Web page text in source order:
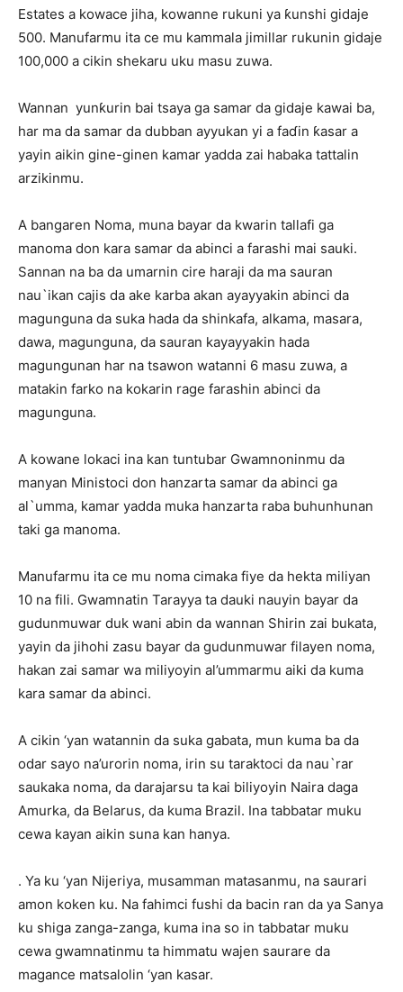
Estates a kowace jiha, kowanne rukuni ya ƙunshi gidaje
500. Manufarmu ita ce mu kammala jimillar rukunin gidaje
100,000 a cikin shekaru uku masu zuwa.
Wannan yunƙurin bai tsaya ga samar da gidaje kawai ba,
har ma da samar da dubban ayyukan yi a faɗin ƙasar a
yayin aikin gine-ginen kamar yadda zai habaka tattalin
arzikinmu.
A bangaren Noma, muna bayar da kwarin tallafi ga
manoma don kara samar da abinci a farashi mai sauki.
Sannan na ba da umarnin cire haraji da ma sauran
nau`ikan cajis da ake karba akan ayayyakin abinci da
magunguna da suka hada da shinkafa, alkama, masara,
dawa, magunguna, da sauran kayayyakin hada
magungunan har na tsawon watanni 6 masu zuwa, a
matakin farko na kokarin rage farashin abinci da
magunguna.
A kowane lokaci ina kan tuntubar Gwamnoninmu da
manyan Ministoci don hanzarta samar da abinci ga
al`umma, kamar yadda muka hanzarta raba buhunhunan
taki ga manoma.
Manufarmu ita ce mu noma cimaka fiye da hekta miliyan
10 na fili. Gwamnatin Tarayya ta dauki nauyin bayar da
gudunmuwar duk wani abin da wannan Shirin zai bukata,
yayin da jihohi zasu bayar da gudunmuwar filayen noma,
hakan zai samar wa miliyoyin al’ummarmu aiki da kuma
kara samar da abinci.
A cikin ‘yan watannin da suka gabata, mun kuma ba da
odar sayo na’urorin noma, irin su taraktoci da nau`rar
saukaka noma, da darajarsu ta kai biliyoyin Naira daga
Amurka, da Belarus, da kuma Brazil. Ina tabbatar muku
cewa kayan aikin suna kan hanya.
. Ya ku ‘yan Nijeriya, musamman matasanmu, na saurari
amon koken ku. Na fahimci fushi da bacin ran da ya Sanya
ku shiga zanga-zanga, kuma ina so in tabbatar muku
cewa gwamnatinmu ta himmatu wajen saurare da
magance matsalolin ‘yan kasar.